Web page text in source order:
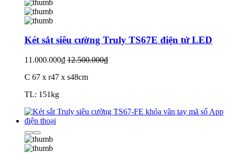
Két sắt siêu cường Truly TS67E điện tử LED
11.000.000₫ 12.500.000₫
C 67 x r47 x s48cm
TL: 151kg